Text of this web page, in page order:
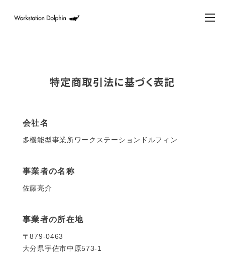
特定商取引法に基づく表記
会社名
多機能型事業所ワークステーションドルフィン
事業者の名称
佐藤亮介
事業者の所在地
〒879-0463
大分県宇佐市中原573-1